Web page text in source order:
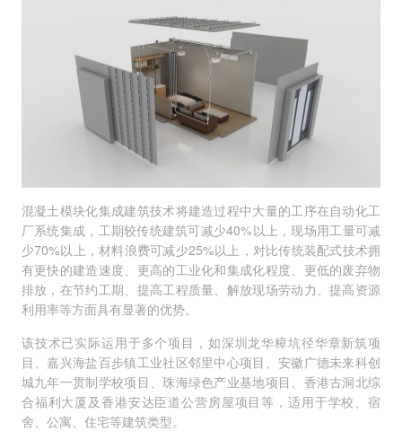
混凝土模块化集成建筑技术将建造过程中大量的工序在自动化工
厂系统集成，工期较传统建筑可减少40%以上，现场用工量可减
少70%以上，材料浪费可减少25%以上，对比传统装配式技术拥
有更快的建造速度、更高的工业化和集成化程度、更低的废弃物
排放，在节约工期、提高工程质量、解放现场劳动力、提高资源
利用率等方面具有显著的优势。
该技术已实际运用于多个项目，如深圳龙华樟坑径华章新筑项
目、嘉兴海盐百步镇工业社区邻里中心项目、安徽广德未来科创
城九年一贯制学校项目、珠海绿色产业基地项目、香港古洞北综
合福利大厦及香港安达臣道公营房屋项目等，适用于学校、宿
舍、公寓、住宅等建筑类型。